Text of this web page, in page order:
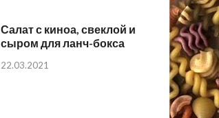
Салат с киноа, свеклой и
сыром для ланч-бокса
22.03.2021